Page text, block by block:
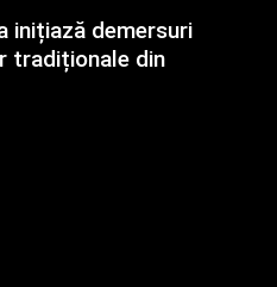
inițiază demersuri
tradiționale din